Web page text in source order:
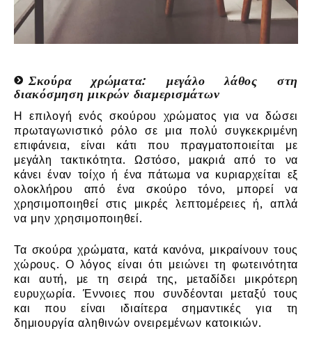
Σκούρα χρώματα: μεγάλο λάθος στη
διακόσμηση μικρών διαμερισμάτων
Η επιλογή ενός σκούρου χρώματος για να δώσει
πρωταγωνιστικό ρόλο σε μια πολύ συγκεκριμένη
επιφάνεια, είναι κάτι που πραγματοποιείται με
μεγάλη τακτικότητα. Ωστόσο, μακριά από το να
κάνει έναν τοίχο ή ένα πάτωμα να κυριαρχείται εξ
ολοκλήρου από ένα σκούρο τόνο, μπορεί να
χρησιμοποιηθεί στις μικρές λεπτομέρειες ή, απλά
να μην χρησιμοποιηθεί.
Τα σκούρα χρώματα, κατά κανόνα, μικραίνουν τους
χώρους. Ο λόγος είναι ότι μειώνει τη φωτεινότητα
και αυτή, με τη σειρά της, μεταδίδει μικρότερη
ευρυχωρία. Έννοιες που συνδέονται μεταξύ τους
και που είναι ιδιαίτερα σημαντικές για τη
δημιουργία αληθινών ονειρεμένων κατοικιών.